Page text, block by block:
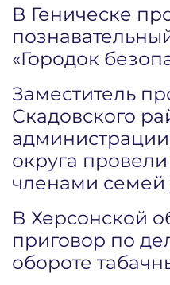
В Геническе
«Городок
Заместитель
Скадовского
округа провели
членами семей
В Херсонской
приговор по
обороте